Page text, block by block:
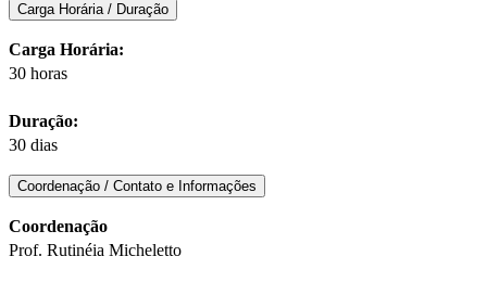
Carga Horária / Duração
Carga Horária:
30 horas
Duração:
30 dias
Coordenação / Contato e Informações
Coordenação
Prof. Rutinéia Micheletto